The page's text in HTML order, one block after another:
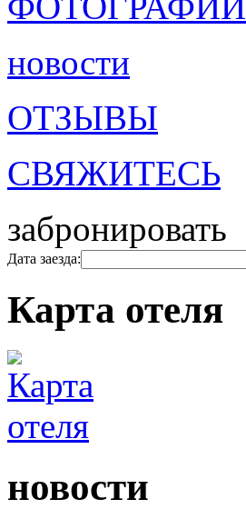
новости
ОТЗЫВЫ
СВЯЖИТЕСЬ
забронировать
Дата заезда:
Карта отеля
новости